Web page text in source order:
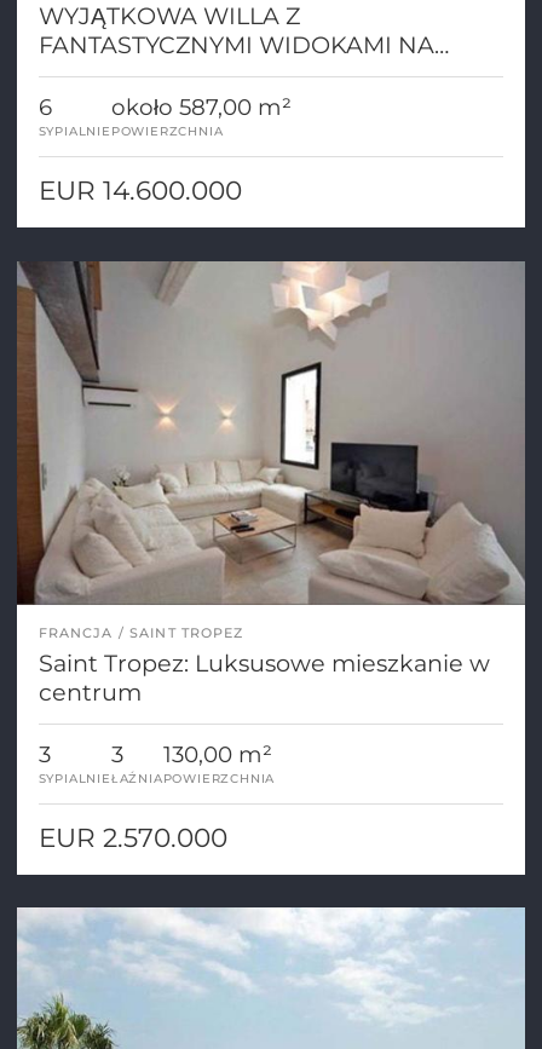
WYJĄTKOWA WILLA Z
FANTASTYCZNYMI WIDOKAMI NA
ZATOKĘ SAINT TROPEZ
6
SYPIALNIE
około 587,00 m²
POWIERZCHNIA
EUR 14.600.000
FRANCJA SAINT TROPEZ
Saint Tropez: Luksusowe mieszkanie w
centrum
3
SYPIALNIE
3
ŁAŹNIA
130,00 m²
POWIERZCHNIA
EUR 2.570.000